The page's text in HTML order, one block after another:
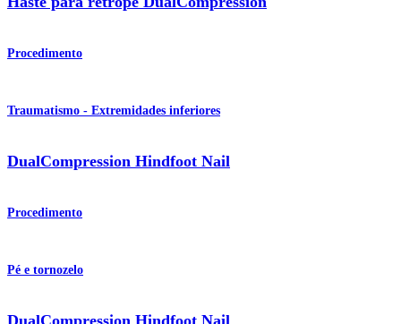
Procedimento
Traumatismo - Extremidades inferiores
DualCompression Hindfoot Nail
Procedimento
Pé e tornozelo